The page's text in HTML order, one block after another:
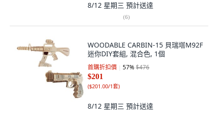
8/12 星期三 預計送達
(6)
WOODABLE CARBIN-15 貝瑞塔M92F
迷你DIY套組, 混合色, 1個
首購折扣價 57%$476
$201
($201.00/1套)
8/12 星期三 預計送達